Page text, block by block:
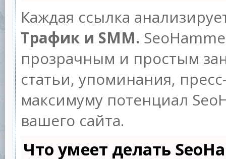
Каждая ссылка
Трафик и SMM.
прозрачным и простым
статьи, упоминания,
максимуму потенциал
вашего сайта.
Что умеет делать